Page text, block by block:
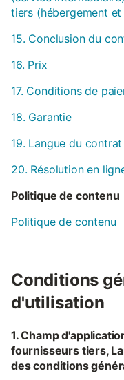
tiers (hébergement et
15. Conclusion du
16. Prix
17. Conditions de
18. Garantie
19. Langue du contrat
20. Résolution en
Politique de contenu
Politique de contenu
Conditions
d'utilisation
1. Champ
fournisseurs tiers,
des conditions